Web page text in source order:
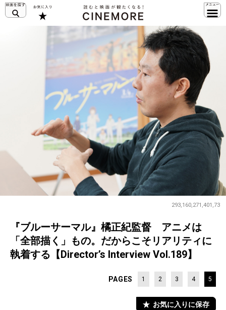
293,160,271,401,73
『ブルーサーマル』橘正紀監督 アニメは
「全部描く」もの。だからこそリアリティに
執着する【Director’s Interview Vol.189】
PAGES 1 2 3 4 5
お気に入りに保存